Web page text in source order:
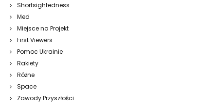
Shortsightedness
Med
Miejsce na Projekt
First Viewers
Pomoc Ukrainie
Rakiety
Różne
Space
Zawody Przyszłości